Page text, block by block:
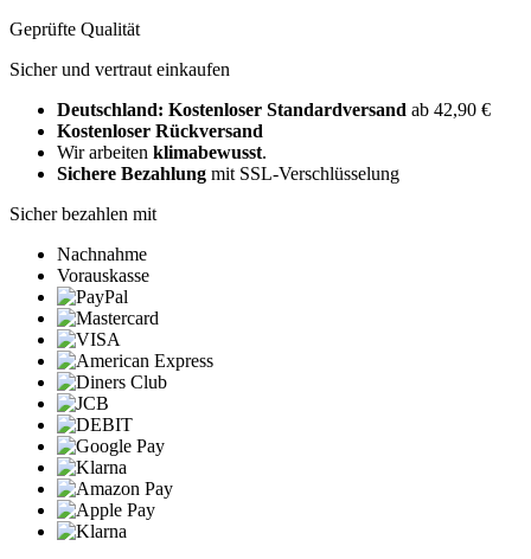
Geprüfte Qualität
Sicher und vertraut einkaufen
Deutschland: Kostenloser Standardversand ab 42,90 €
Kostenloser Rückversand
Wir arbeiten klimabewusst.
Sichere Bezahlung mit SSL-Verschlüsselung
Sicher bezahlen mit
Nachnahme
Vorauskasse